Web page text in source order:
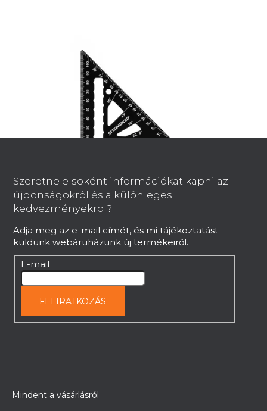
Ácsderékszög STRONGBOLD
StrongSquare SQ740 - 115 mm
Kérésre
6 415 Ft
Szeretne elsoként információkat kapni az
újdonságokról és a különleges
kedvezményekrol?
Adja meg az e-mail címét, és mi tájékoztatást
küldünk webáruházunk új termékeiről.
E-mail
FELIRATKOZÁS
Mindent a vásárlásról